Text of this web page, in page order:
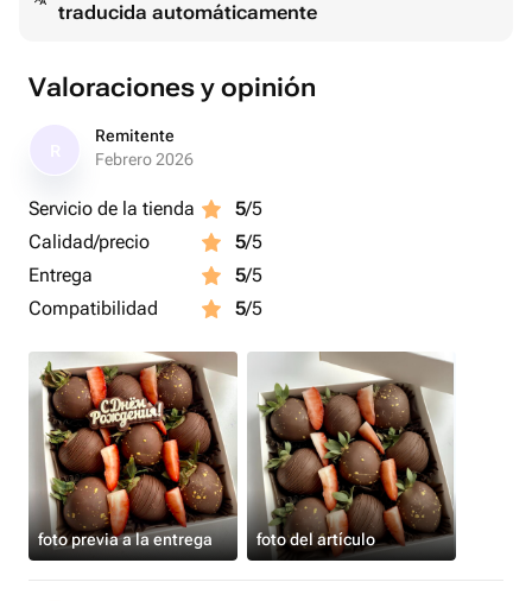
traducida automáticamente
Valoraciones y opinión
Remitente
Febrero 2026
Servicio de la tienda 5/5
Calidad/precio
5/5
Entrega
5/5
Compatibilidad
5/5
foto previa a la entrega foto del artículo